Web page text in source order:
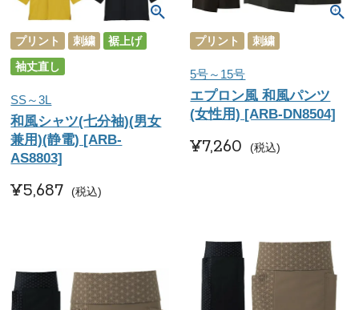
プリント 刺繍
裾上げ
袖丈直し
SS～3L
和風シャツ(七分袖)(男女
兼用)(静電) [ARB-
AS8803]
¥5,687 税込
プリント 刺繍
5号～15号
エプロン風 和風パンツ
(女性用) [ARB-DN8504]
¥7,260 税込